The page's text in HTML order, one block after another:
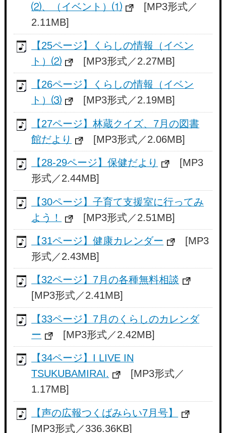
⑵、（イベント）⑴
[MP3形式／
2.11MB]
【25ページ】くらしの情報（イベン
ト）⑵
[MP3形式／2.27MB]
【26ページ】くらしの情報（イベン
ト）⑶
[MP3形式／2.19MB]
【27ページ】林蔵クイズ、7月の図書
館だより
[MP3形式／2.06MB]
【28-29ページ】保健だより
[MP3
形式／2.44MB]
【30ページ】子育て支援室に行ってみ
よう！
[MP3形式／2.51MB]
【31ページ】健康カレンダー
[MP3
形式／2.43MB]
【32ページ】7月の各種無料相談
[MP3形式／2.41MB]
【33ページ】7月のくらしのカレンダ
ー
[MP3形式／2.42MB]
【34ページ】I LIVE IN
TSUKUBAMIRAI.
[MP3形式／
1.17MB]
【声の広報つくばみらい7月号】
[MP3形式／336.36KB]